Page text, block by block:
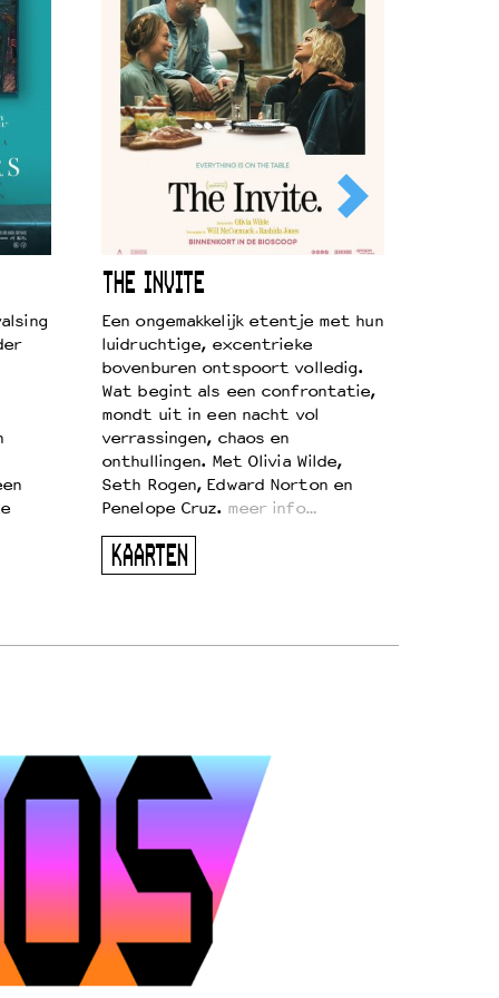
THE INVITE
Een ongemakkelijk etentje met hun
luidruchtige, excentrieke
bovenburen ontspoort volledig.
Wat begint als een confrontatie,
mondt uit in een nacht vol
verrassingen, chaos en
onthullingen. Met Olivia Wilde,
Seth Rogen, Edward Norton en
Penelope Cruz. meer info…
KAARTEN